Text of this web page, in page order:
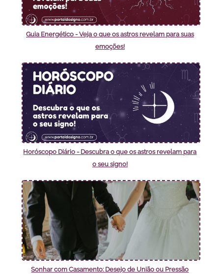
Guia Energético - Veja o que os astros revelam para suas
emoções!
Horóscopo Diário - Descubra o que os astros revelam para
o seu signo!
Sonhar com Casamento: Desejo de União ou Pressão